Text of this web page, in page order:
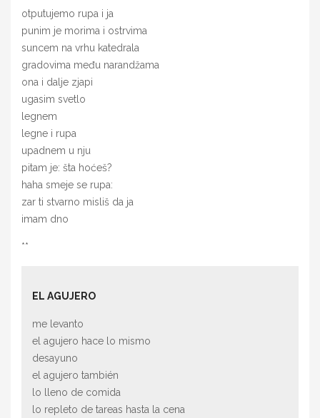
otputujemo rupa i ja
punim je morima i ostrvima
suncem na vrhu katedrala
gradovima među narandžama
ona i dalje zjapi
ugasim svetlo
legnem
legne i rupa
upadnem u nju
pitam je: šta hoćeš?
haha smeje se rupa:
zar ti stvarno misliš da ja
imam dno
**
EL AGUJERO
me levanto
el agujero hace lo mismo
desayuno
el agujero también
lo lleno de comida
lo repleto de tareas hasta la cena